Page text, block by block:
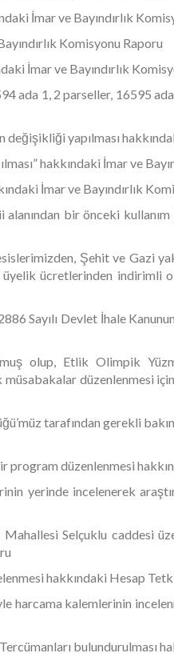
İmar ve Bayındırlık
Komisyonu Raporu
İmar ve Bayındırlık
1, 2 parseller, 16595 ada
yapılması
hakkındaki İmar ve
İmar ve Bayındırlık
bir önceki
Şehit ve Gazi
ücretlerinden indirimli
Devlet İhale
olup, Etlik Olimpik
düzenlenmesi için
tarafından gerekli
program düzenlenmesi
yerinde incelenerek
Selçuklu caddesi
hakkındaki Hesap
kalemlerinin
bulundurulması